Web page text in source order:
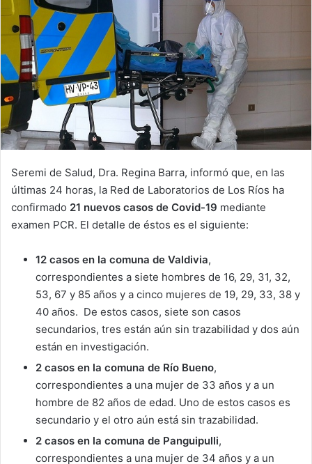
Seremi de Salud, Dra. Regina Barra, informó que, en las
últimas 24 horas, la Red de Laboratorios de Los Ríos ha
confirmado 21 nuevos casos de Covid-19 mediante
examen PCR. El detalle de éstos es el siguiente:
12 casos en la comuna de Valdivia,
correspondientes a siete hombres de 16, 29, 31, 32,
53, 67 y 85 años y a cinco mujeres de 19, 29, 33, 38 y
40 años. De estos casos, siete son casos
secundarios, tres están aún sin trazabilidad y dos aún
están en investigación.
2 casos en la comuna de Río Bueno,
correspondientes a una mujer de 33 años y a un
hombre de 82 años de edad. Uno de estos casos es
secundario y el otro aún está sin trazabilidad.
2 casos en la comuna de Panguipulli,
correspondientes a una mujer de 34 años y a un